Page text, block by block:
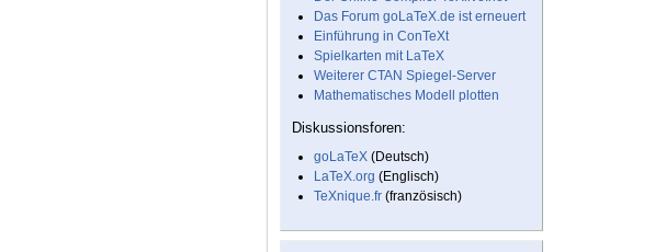
Das Forum goLaTeX.de ist erneuert
Einführung in ConTeXt
Spielkarten mit LaTeX
Weiterer CTAN Spiegel-Server
Mathematisches Modell plotten
Diskussionsforen:
goLaTeX (Deutsch)
LaTeX.org (Englisch)
TeXnique.fr (französisch)